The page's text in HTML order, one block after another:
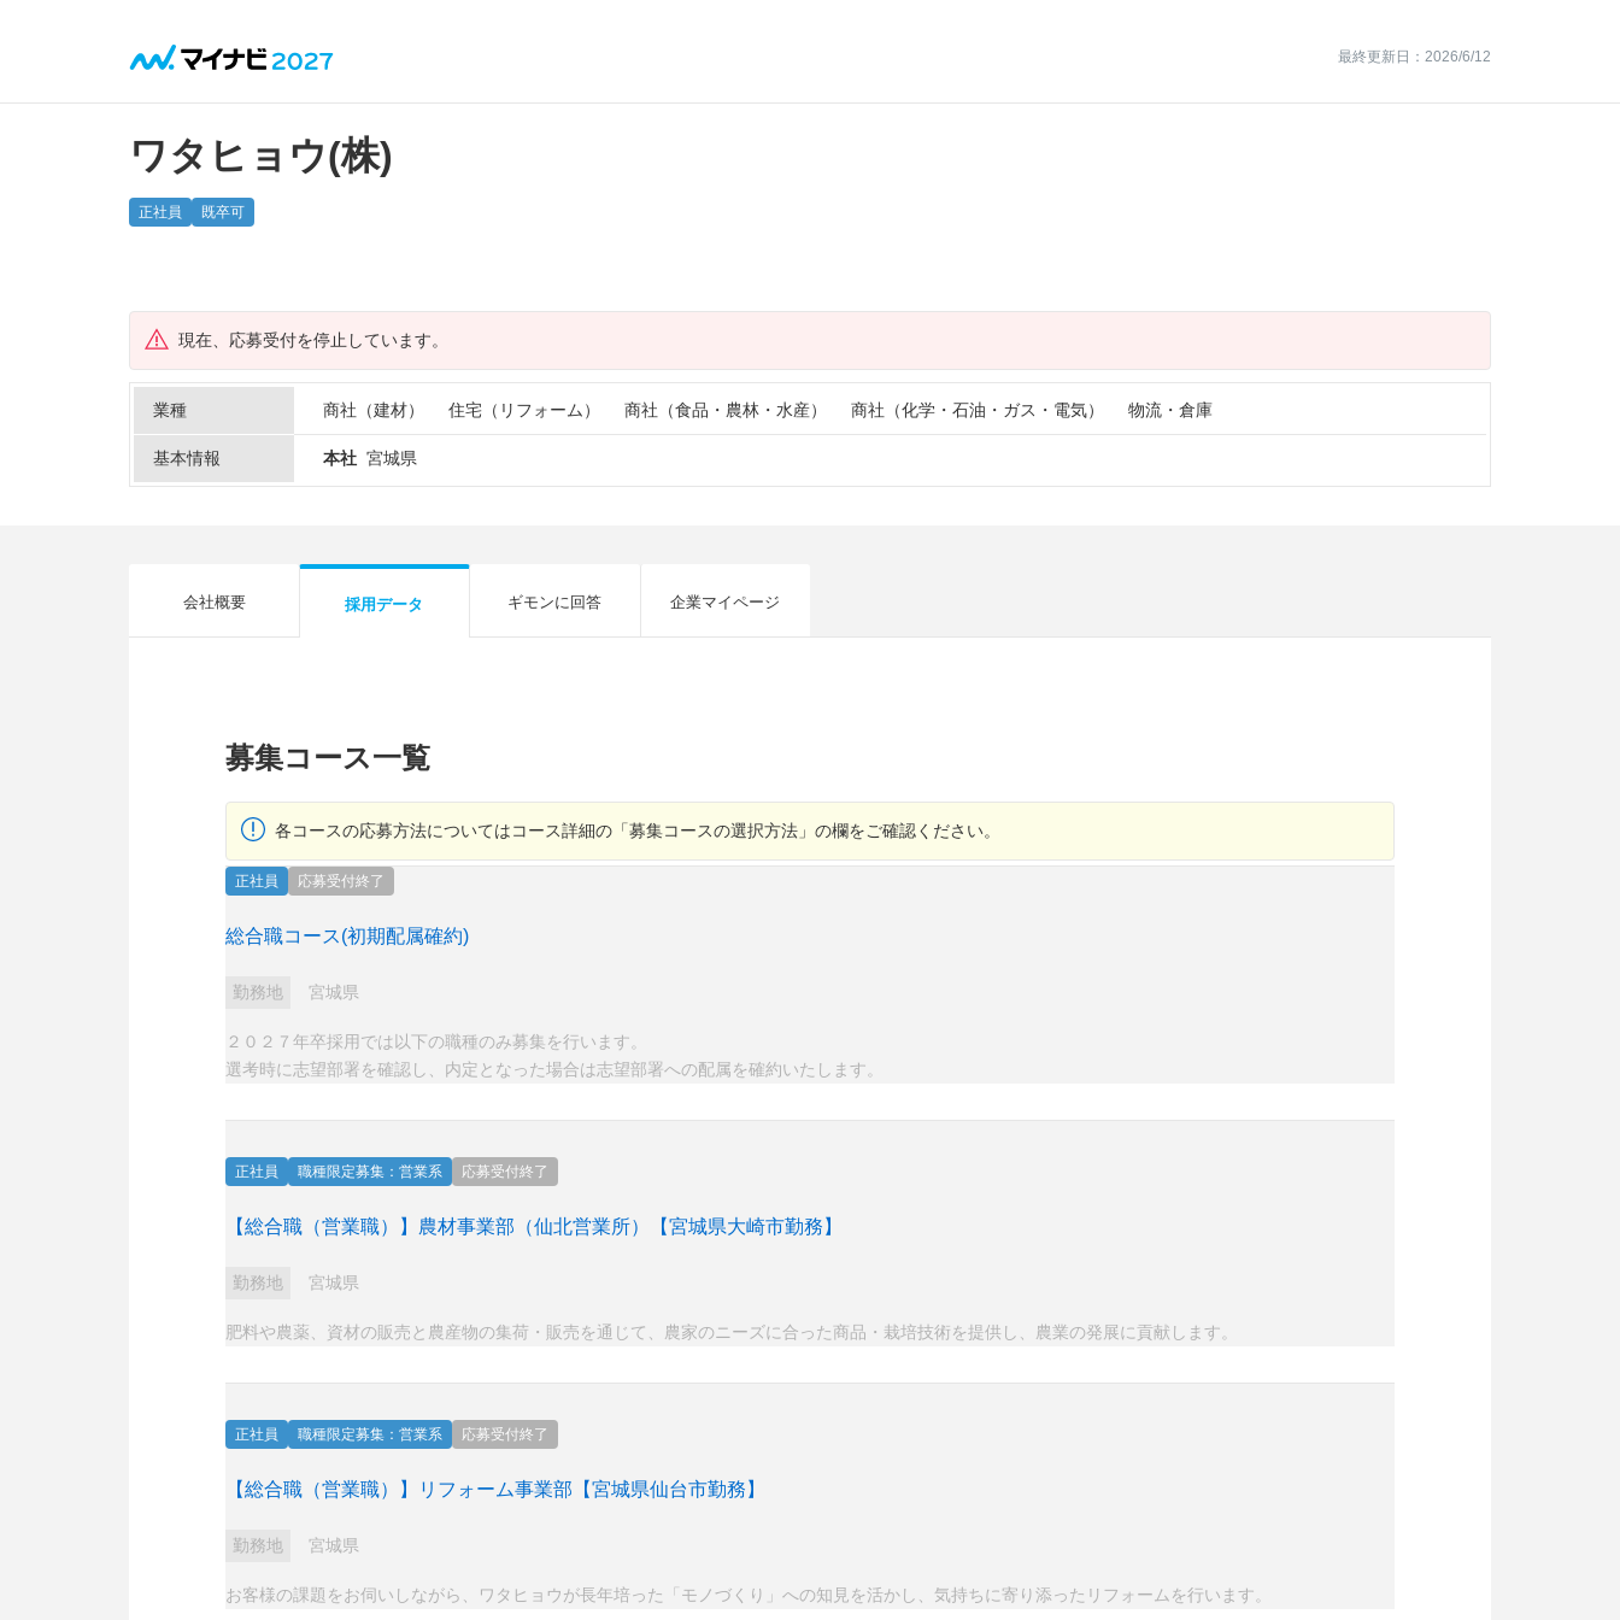
最終更新日：2026/6/12
ワタヒョウ(株)
正社員 既卒可
現在、応募受付を停止しています。
業種 商社（建材） 住宅（リフォーム） 商社（食品・農林・水産） 商社（化学・石油・ガス・電気） 物流・倉庫
基本情報 本社 宮城県
会社概要 採用データ ギモンに回答 企業マイページ
募集コース一覧
各コースの応募方法についてはコース詳細の「募集コースの選択方法」の欄をご確認ください。
正社員 応募受付終了
総合職コース(初期配属確約)
勤務地 宮城県
２０２７年卒採用では以下の職種のみ募集を行います。
選考時に志望部署を確認し、内定となった場合は志望部署への配属を確約いたします。
正社員 職種限定募集：営業系 応募受付終了
【総合職（営業職）】農材事業部（仙北営業所）【宮城県大崎市勤務】
勤務地 宮城県
肥料や農薬、資材の販売と農産物の集荷・販売を通じて、農家のニーズに合った商品・栽培技術を提供し、農業の発展に貢献します。
正社員 職種限定募集：営業系 応募受付終了
【総合職（営業職）】リフォーム事業部【宮城県仙台市勤務】
勤務地 宮城県
お客様の課題をお伺いしながら、ワタヒョウが長年培った「モノづくり」への知見を活かし、気持ちに寄り添ったリフォームを行います。